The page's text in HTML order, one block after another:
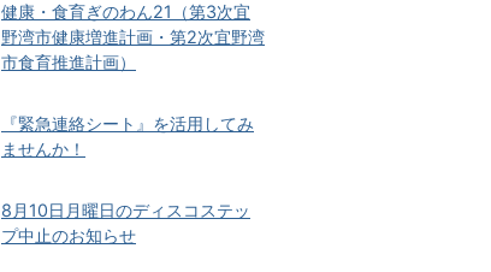
健康・食育ぎのわん21（第3次宜
野湾市健康増進計画・第2次宜野湾
市食育推進計画）
『緊急連絡シート』を活用してみ
ませんか！
8月10日月曜日のディスコステッ
プ中止のお知らせ